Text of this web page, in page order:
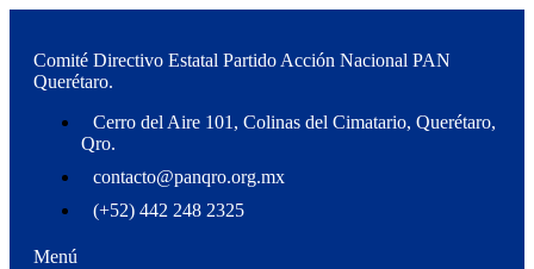
Comité Directivo Estatal Partido Acción Nacional PAN
Querétaro.
Cerro del Aire 101, Colinas del Cimatario, Querétaro,
Qro.
contacto@panqro.org.mx
(+52) 442 248 2325
Menú